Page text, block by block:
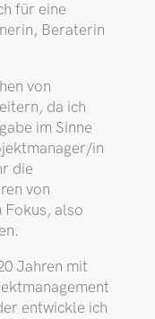
für eine
Beraterin
von
da ich
im Sinne
in
die
von
Fokus, also
Jahren mit
entwickle ich